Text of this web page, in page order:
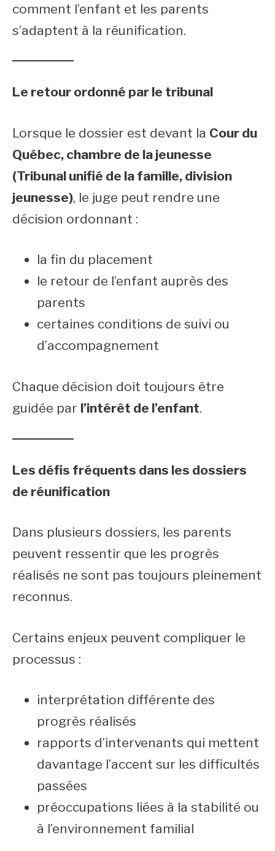
comment l’enfant et les parents
s’adaptent à la réunification.
Le retour ordonné par le tribunal
Lorsque le dossier est devant la Cour du
Québec, chambre de la jeunesse
(Tribunal unifié de la famille, division
jeunesse), le juge peut rendre une
décision ordonnant :
la fin du placement
le retour de l’enfant auprès des
parents
certaines conditions de suivi ou
d’accompagnement
Chaque décision doit toujours être
guidée par l’intérêt de l’enfant.
Les défis fréquents dans les dossiers
de réunification
Dans plusieurs dossiers, les parents
peuvent ressentir que les progrès
réalisés ne sont pas toujours pleinement
reconnus.
Certains enjeux peuvent compliquer le
processus :
interprétation différente des
progrès réalisés
rapports d’intervenants qui mettent
davantage l’accent sur les difficultés
passées
préoccupations liées à la stabilité ou
à l’environnement familial